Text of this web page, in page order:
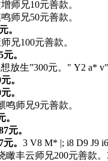
师兄10元善款。
师兄50元善款。
。
兄100元善款。
。
放生”300元。 " Y2 a*
。
。
鸣师兄9元善款。
元。
。 3 V8 M* |; i8 D9 J9
丰云师兄200元善款。